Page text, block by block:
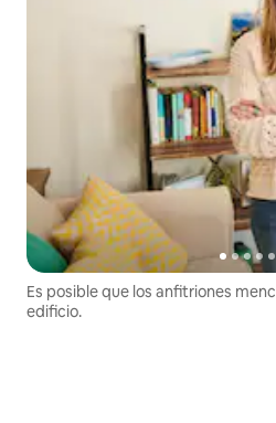
Es posible que los anfitriones
edificio.